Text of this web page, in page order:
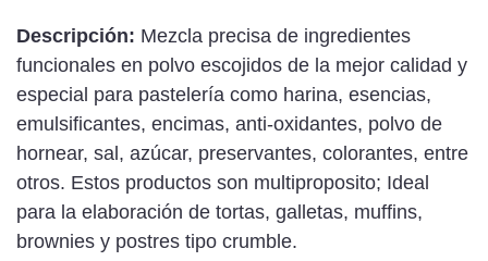
Descripción: Mezcla precisa de ingredientes
funcionales en polvo escojidos de la mejor calidad y
especial para pastelería como harina, esencias,
emulsificantes, encimas, anti-oxidantes, polvo de
hornear, sal, azúcar, preservantes, colorantes, entre
otros. Estos productos son multiproposito; Ideal
para la elaboración de tortas, galletas, muffins,
brownies y postres tipo crumble.